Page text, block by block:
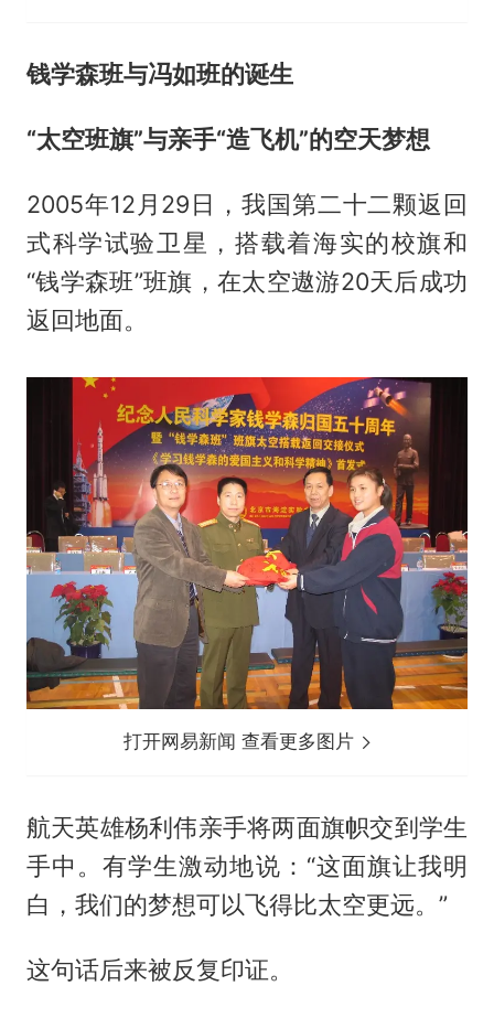
钱学森班与冯如班的诞生
“太空班旗”与亲手“造飞机”的空天梦想
2005年12月29日，我国第二十二颗返回
式科学试验卫星，搭载着海实的校旗和
“钱学森班”班旗，在太空遨游20天后成功
返回地面。
打开网易新闻 查看更多图片
航天英雄杨利伟亲手将两面旗帜交到学生
手中。有学生激动地说：“这面旗让我明
白，我们的梦想可以飞得比太空更远。”
这句话后来被反复印证。